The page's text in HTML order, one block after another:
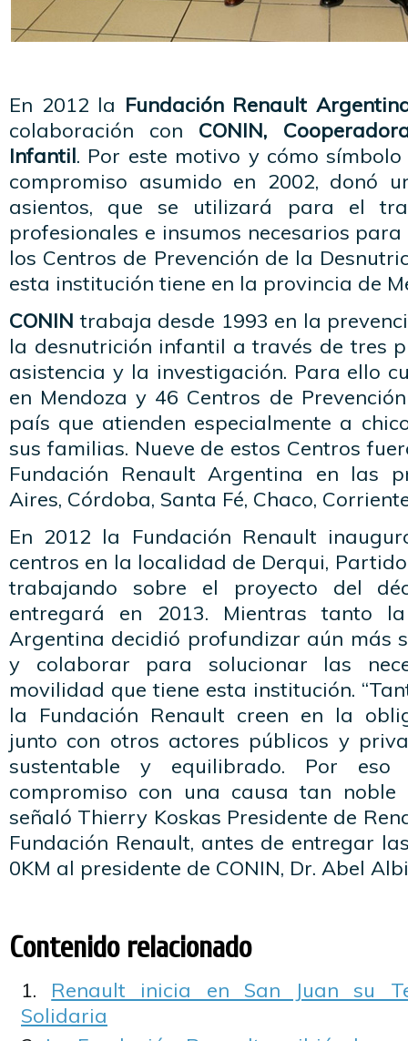
En 2012 la Fundación Renault
colaboración con CONIN,
Infantil. Por este motivo y cómo
compromiso asumido en 2002, donó
asientos, que se utilizará para el
profesionales e insumos necesarios
los Centros de Prevención de la
esta institución tiene en la provincia de
CONIN trabaja desde 1993 en la
la desnutrición infantil a través de tres
asistencia y la investigación. Para ello
en Mendoza y 46 Centros de
país que atienden especialmente a
sus familias. Nueve de estos Centros
Fundación Renault Argentina en las
Aires, Córdoba, Santa Fé, Chaco,
En 2012 la Fundación Renault
centros en la localidad de Derqui,
trabajando sobre el proyecto del
entregará en 2013. Mientras tanto
Argentina decidió profundizar aún más
y colaborar para solucionar las
movilidad que tiene esta institución.
la Fundación Renault creen en la
junto con otros actores públicos y
sustentable y equilibrado. Por eso
compromiso con una causa tan noble
señaló Thierry Koskas Presidente de
Fundación Renault, antes de entregar
0KM al presidente de CONIN, Dr. Abel
Contenido relacionado
Renault inicia en San Juan su
Solidaria